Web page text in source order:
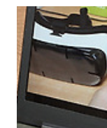
TV모바일로 외부에서
러가지 컨텐츠를 볼
요즘은 그렇지는 않죠.
든 보자 올레TV모바일
호수가 나오더군요. 스
근처에 집이라면 참 ..